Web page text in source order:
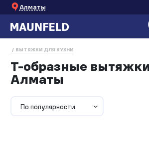
Алматы
ВЫТЯЖКИ ДЛЯ КУХНИ
Т-образные
Алматы
По популярности